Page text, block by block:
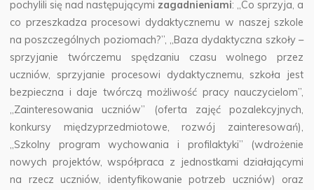
pochylili się nad następującymi zagadnieniami: „Co sprzyja, a
co przeszkadza procesowi dydaktycznemu w naszej szkole
na poszczególnych poziomach?”, „Baza dydaktyczna szkoły –
sprzyjanie twórczemu spędzaniu czasu wolnego przez
uczniów, sprzyjanie procesowi dydaktycznemu, szkoła jest
bezpieczna i daje twórczą możliwość pracy nauczycielom”,
„Zainteresowania uczniów” (oferta zajęć pozalekcyjnych,
konkursy międzyprzedmiotowe, rozwój zainteresowań),
„Szkolny program wychowania i profilaktyki” (wdrożenie
nowych projektów, współpraca z jednostkami działającymi
na rzecz uczniów, identyfikowanie potrzeb uczniów) oraz